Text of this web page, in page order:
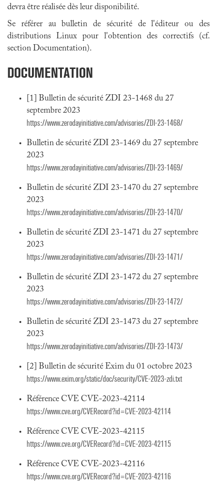
devra être réalisée dès leur disponibilité.
Se référer au bulletin de sécurité de l'éditeur ou des
distributions Linux pour l'obtention des correctifs (cf.
section Documentation).
DOCUMENTATION
[1] Bulletin de sécurité ZDI 23-1468 du 27
septembre 2023
https://www.zerodayinitiative.com/advisories/ZDI-23-1468/
Bulletin de sécurité ZDI 23-1469 du 27 septembre
2023
https://www.zerodayinitiative.com/advisories/ZDI-23-1469/
Bulletin de sécurité ZDI 23-1470 du 27 septembre
2023
https://www.zerodayinitiative.com/advisories/ZDI-23-1470/
Bulletin de sécurité ZDI 23-1471 du 27 septembre
2023
https://www.zerodayinitiative.com/advisories/ZDI-23-1471/
Bulletin de sécurité ZDI 23-1472 du 27 septembre
2023
https://www.zerodayinitiative.com/advisories/ZDI-23-1472/
Bulletin de sécurité ZDI 23-1473 du 27 septembre
2023
https://www.zerodayinitiative.com/advisories/ZDI-23-1473/
[2] Bulletin de sécurité Exim du 01 octobre 2023
https://www.exim.org/static/doc/security/CVE-2023-zdi.txt
Référence CVE CVE-2023-42114
https://www.cve.org/CVERecord?id=CVE-2023-42114
Référence CVE CVE-2023-42115
https://www.cve.org/CVERecord?id=CVE-2023-42115
Référence CVE CVE-2023-42116
https://www.cve.org/CVERecord?id=CVE-2023-42116